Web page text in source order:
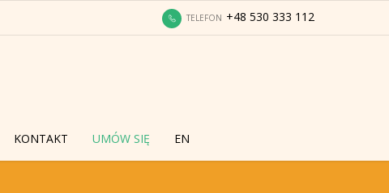
TELEFON +48 530 333 112
KONTAKT UMÓW SIĘ EN